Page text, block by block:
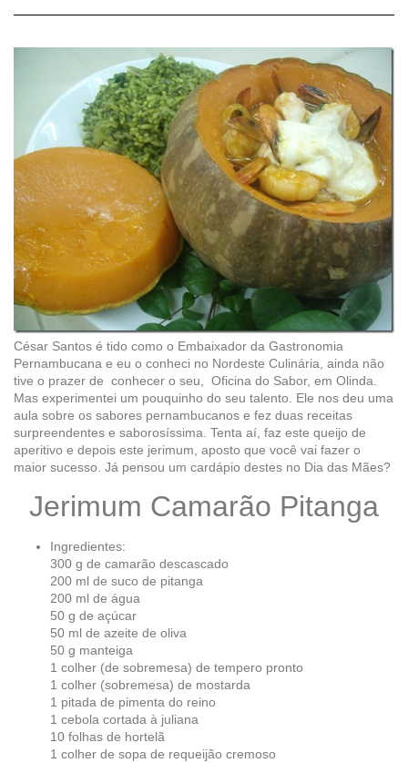
César Santos é tido como o Embaixador da Gastronomia
Pernambucana e eu o conheci no Nordeste Culinária, ainda não
tive o prazer de conhecer o seu, Oficina do Sabor, em Olinda.
Mas experimentei um pouquinho do seu talento. Ele nos deu uma
aula sobre os sabores pernambucanos e fez duas receitas
surpreendentes e saborosíssima. Tenta aí, faz este queijo de
aperitivo e depois este jerimum, aposto que você vai fazer o
maior sucesso. Já pensou um cardápio destes no Dia das Mães?
Jerimum Camarão Pitanga
Ingredientes:
300 g de camarão descascado
200 ml de suco de pitanga
200 ml de água
50 g de açúcar
50 ml de azeite de oliva
50 g manteiga
1 colher (de sobremesa) de tempero pronto
1 colher (sobremesa) de mostarda
1 pitada de pimenta do reino
1 cebola cortada à juliana
10 folhas de hortelã
1 colher de sopa de requeijão cremoso